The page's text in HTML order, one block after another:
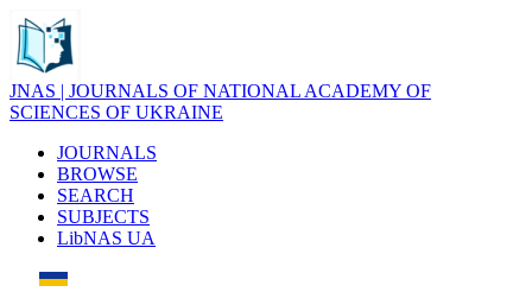
JNAS | JOURNALS OF NATIONAL ACADEMY OF
SCIENCES OF UKRAINE
JOURNALS
BROWSE
SEARCH
SUBJECTS
LibNAS UA